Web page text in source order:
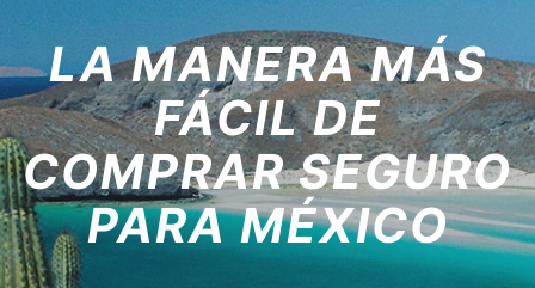
LA MANERA MÁS
FÁCIL DE
COMPRAR SEGURO
PARA MÉXICO